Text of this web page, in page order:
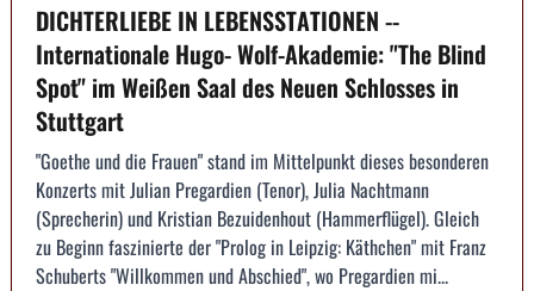
DICHTERLIEBE IN LEBENSSTATIONEN --
Internationale Hugo- Wolf-Akademie: "The Blind
Spot" im Weißen Saal des Neuen Schlosses in
Stuttgart
"Goethe und die Frauen" stand im Mittelpunkt dieses besonderen
Konzerts mit Julian Pregardien (Tenor), Julia Nachtmann
(Sprecherin) und Kristian Bezuidenhout (Hammerflügel). Gleich
zu Beginn faszinierte der "Prolog in Leipzig: Käthchen" mit Franz
Schuberts "Willkommen und Abschied", wo Pregardien mi...